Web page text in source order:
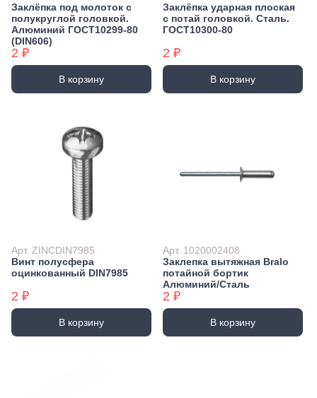
Заклёпка под молоток с
полукруглой головкой.
Алюминий ГОСТ10299-80
(DIN606)
2 ₽
В корзину
Заклёпка ударная плоская
с потай головкой. Сталь.
ГОСТ10300-80
2 ₽
В корзину
Арт. ZINCDIN7985
Винт полусфера
оцинкованный DIN7985
2 ₽
В корзину
Арт. 1020002408
Заклепка вытяжная Bralo
потайной бортик
Алюминий/Сталь
2 ₽
В корзину